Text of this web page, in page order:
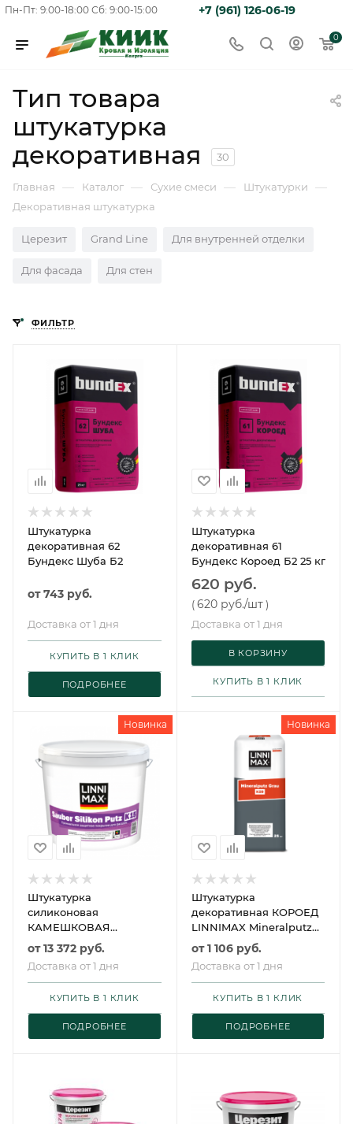
Пн-Пт: 9:00-18:00 Сб: 9:00-15:00 +7 (961) 126-06-19
0
Тип товара
штукатурка
декоративная
30
Главная — Каталог — Сухие смеси — Штукатурки —
Декоративная штукатурка
Церезит Grand Line Для внутренней отделки
Для фасада Для стен
ФИЛЬТР
Штукатурка
декоративная 62
Бундекс Шуба Б2
от743 руб.
Доставка от 1 дня
ПОДРОБНЕЕ
КУПИТЬ В 1 КЛИК
Штукатурка
декоративная 61
Бундекс Короед Б2 25 кг
620 руб.
(620 руб./шт )
Доставка от 1 дня
В КОРЗИНУ
КУПИТЬ В 1 КЛИК
Новинка
Штукатурка
силиконовая
КАМЕШКОВАЯ
ЛИННИМАКС Sauber
Silikon Putz
от13 372 руб.
Доставка от 1 дня
ПОДРОБНЕЕ
КУПИТЬ В 1 КЛИК
Новинка
Штукатурка
декоративная КОРОЕД
LINNIMAX Mineralputz
Grau / ЛИННИМАКС
Минералпутц Грау
от1 106 руб.
Доставка от 1 дня
ПОДРОБНЕЕ
КУПИТЬ В 1 КЛИК